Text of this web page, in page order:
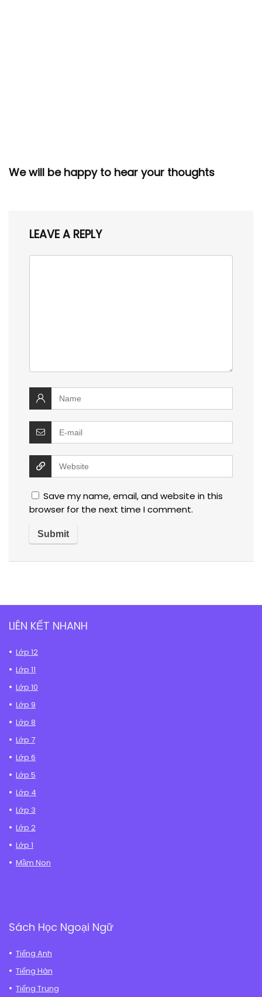
We will be happy to hear your thoughts
LEAVE A REPLY
Save my name, email, and website in this
browser for the next time I comment.
LIÊN KẾT NHANH
Lớp 12
Lớp 11
Lớp 10
Lớp 9
Lớp 8
Lớp 7
Lớp 6
Lớp 5
Lớp 4
Lớp 3
Lớp 2
Lớp 1
Mầm Non
Sách Học Ngoại Ngữ
Tiếng Anh
Tiếng Hàn
Tiếng Trung